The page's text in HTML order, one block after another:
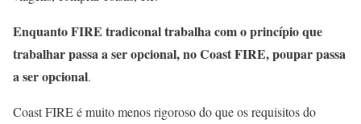
Enquanto FIRE tradiconal trabalha com o princípio que
trabalhar passa a ser opcional, no Coast FIRE, poupar passa
a ser opcional.
Coast FIRE é muito menos rigoroso do que os requisitos do